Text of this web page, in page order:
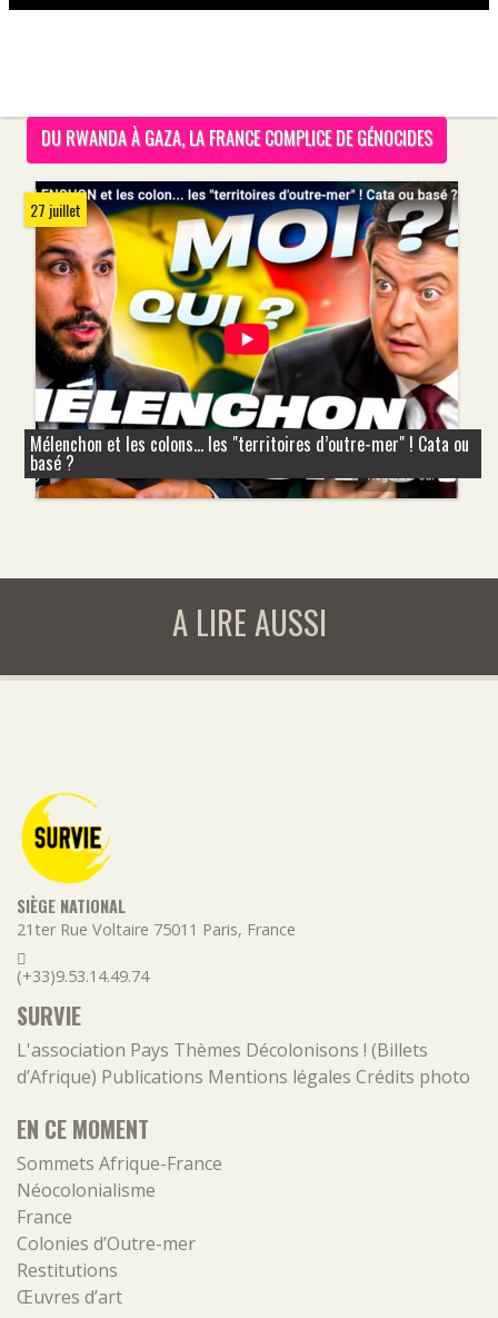
DU RWANDA À GAZA, LA FRANCE COMPLICE DE GÉNOCIDES
27 juillet
Mélenchon et les colons... les "territoires d’outre-mer" ! Cata ou
basé ?
A LIRE AUSSI
SIÈGE NATIONAL
21ter Rue Voltaire 75011 Paris, France
(+33)9.53.14.49.74
SURVIE
L'association Pays Thèmes Décolonisons ! (Billets
d’Afrique) Publications Mentions légales Crédits photo
EN CE MOMENT
Sommets Afrique-France
Néocolonialisme
France
Colonies d’Outre-mer
Restitutions
Œuvres d’art